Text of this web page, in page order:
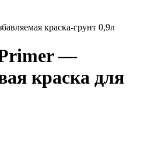
краска-грунт 0,9л
—
краска для